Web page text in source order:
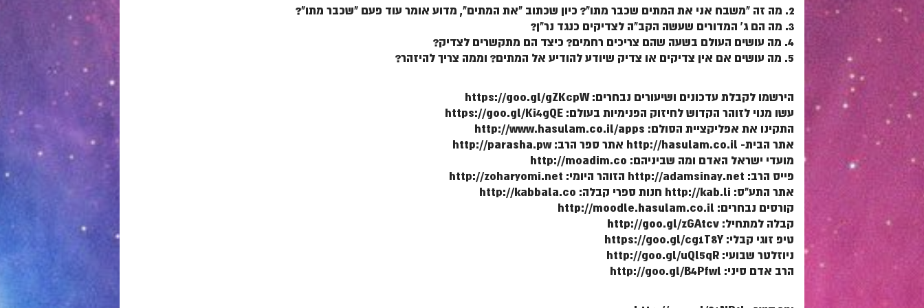
2. מה זה "משבח אני את המתים שכבר מתו"? כיון שכתוב "את המתים", מדוע אומר עוד פעם "שכבר מתו"?
3. מה הם ג' המדורים שעשה הקב"ה לצדיקים כנגד נר"ן?
4. מה עושים העולם בשעה שהם צריכים רחמים? כיצד הם מתקשרים לצדיק?
5. מה עושים אם אין צדיקים או צדיק שיודע להודיע אל המתים? וממה צריך להיזהר?
הירשמו לקבלת עדכונים ושיעורים נבחרים: https://goo.gl/gZKcpW
עשו מנוי לזוהר הקדוש לחיזוק הפנימיות בעולם: https://goo.gl/Ki4gQE
התקינו את אפליקציית הסולם: http://www.hasulam.co.il/apps
אתר הבית- http://hasulam.co.il אתר ספר הרב: http://parasha.pw
מועדי ישראל האדם ומה שביניהם: http://moadim.co
פייס הרב: http://adamsinay.net הזוהר היומי: http://zoharyomi.net
אתר התע"ס: http://kab.li חנות ספרי קבלה: http://kabbala.co
קורסים נבחרים: http://moodle.hasulam.co.il
קבלה למתחיל: http://goo.gl/zGAtcv
טיפ זוגי קבלי: https://goo.gl/cg1T8Y
ניוזלטר שבועי: http://goo.gl/uQl5qR
הרב אדם סיני: http://goo.gl/B4Pfwl